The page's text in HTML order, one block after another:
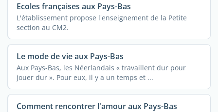
Ecoles françaises aux Pays-Bas
L'établissement propose l'enseignement de la Petite
section au CM2.
Le mode de vie aux Pays-Bas
Aux Pays-Bas, les Néerlandais « travaillent dur pour
jouer dur ». Pour eux, il y a un temps et ...
Comment rencontrer l'amour aux Pays-Bas